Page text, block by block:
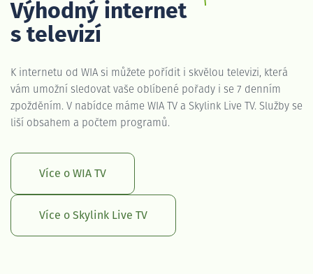
Výhodný internet
s televizí
K internetu od WIA si můžete pořídit i skvělou televizi, která
vám umožní sledovat vaše oblíbené pořady i se 7 denním
zpožděním. V nabídce máme WIA TV a Skylink Live TV. Služby se
liší obsahem a počtem programů.
Více o WIA TV
Více o Skylink Live TV